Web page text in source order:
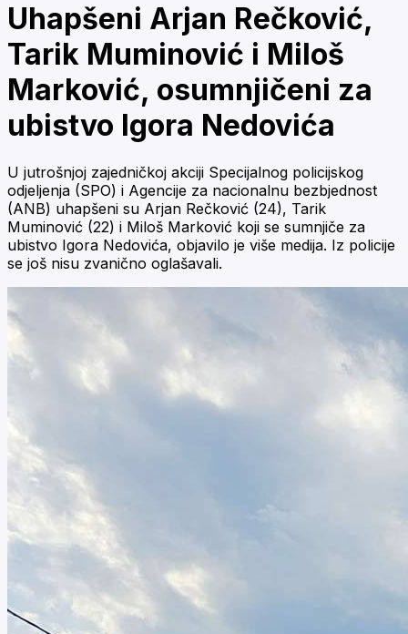
Uhapšeni Arjan Rečković,
Tarik Muminović i Miloš
Marković, osumnjičeni za
ubistvo Igora Nedovića
U jutrošnjoj zajedničkoj akciji Specijalnog policijskog
odjeljenja (SPO) i Agencije za nacionalnu bezbjednost
(ANB) uhapšeni su Arjan Rečković (24), Tarik
Muminović (22) i Miloš Marković koji se sumnjiče za
ubistvo Igora Nedovića, objavilo je više medija. Iz policije
se još nisu zvanično oglašavali.